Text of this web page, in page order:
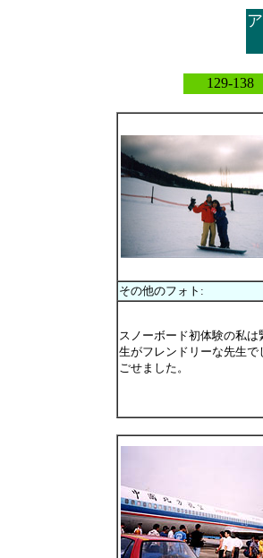
129-
その他のフォト:
スノーボード初体験の私
生がフレンドリーな先生
ごせました。